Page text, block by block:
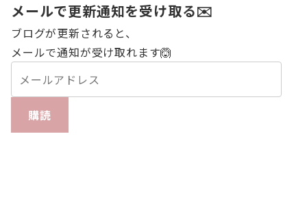
メールで更新通知を受け取る✉️
ブログが更新されると、
メールで通知が受け取れます🙆
購読